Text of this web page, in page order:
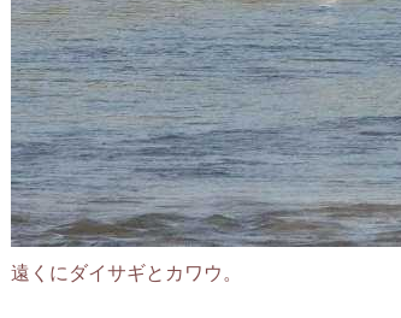
遠くにダイサギとカワウ。